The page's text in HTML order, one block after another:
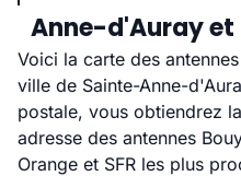
Anne-d'Auray et
Voici la carte des
ville de Sainte-Anne-
postale, vous obtiendrez
adresse des antennes
Orange et SFR les plus